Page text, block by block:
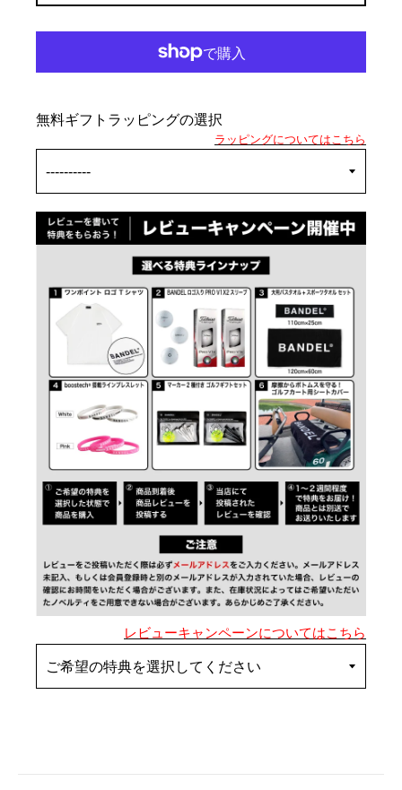
無料ギフトラッピングの選択
ラッピングについてはこちら
レビューキャンペーンについてはこちら